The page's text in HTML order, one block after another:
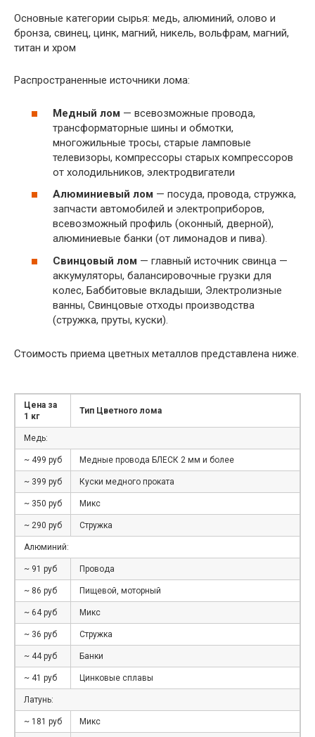
Основные категории сырья: медь, алюминий, олово и
бронза, свинец, цинк, магний, никель, вольфрам, магний,
титан и хром
Распространенные источники лома:
Медный лом — всевозможные провода,
трансформаторные шины и обмотки,
многожильные тросы, старые ламповые
телевизоры, компрессоры старых компрессоров
от холодильников, электродвигатели
Алюминиевый лом — посуда, провода, стружка,
запчасти автомобилей и электроприборов,
всевозможный профиль (оконный, дверной),
алюминиевые банки (от лимонадов и пива).
Свинцовый лом — главный источник свинца —
аккумуляторы, балансировочные грузки для
колес, Баббитовые вкладыши, Электролизные
ванны, Свинцовые отходы производства
(стружка, пруты, куски).
Стоимость приема цветных металлов представлена ниже.
Цена за
1 кг
Тип Цветного лома
Медь:
~ 499 руб Медные провода БЛЕСК 2 мм и более
~ 399 руб Куски медного проката
~ 350 руб Микс
~ 290 руб Стружка
Алюминий:
~ 91 руб Провода
~ 86 руб Пищевой, моторный
~ 64 руб Микс
~ 36 руб Стружка
~ 44 руб Банки
~ 41 руб Цинковые сплавы
Латунь:
~ 181 руб Микс